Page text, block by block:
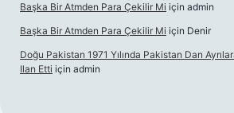
Başka Bir Atmden Para Çekilir Mi için admin
Başka Bir Atmden Para Çekilir Mi için Denir
Doğu Pakistan 1971 Yılında Pakistan Dan
Ilan Etti için admin